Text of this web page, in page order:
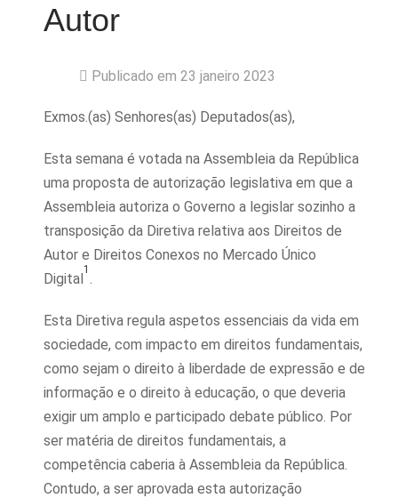
Autor
Publicado em 23 janeiro 2023
Exmos.(as) Senhores(as) Deputados(as),
Esta semana é votada na Assembleia da República
uma proposta de autorização legislativa em que a
Assembleia autoriza o Governo a legislar sozinho a
transposição da Diretiva relativa aos Direitos de
Autor e Direitos Conexos no Mercado Único
Digital
1
.
Esta Diretiva regula aspetos essenciais da vida em
sociedade, com impacto em direitos fundamentais,
como sejam o direito à liberdade de expressão e de
informação e o direito à educação, o que deveria
exigir um amplo e participado debate público. Por
ser matéria de direitos fundamentais, a
competência caberia à Assembleia da República.
Contudo, a ser aprovada esta autorização